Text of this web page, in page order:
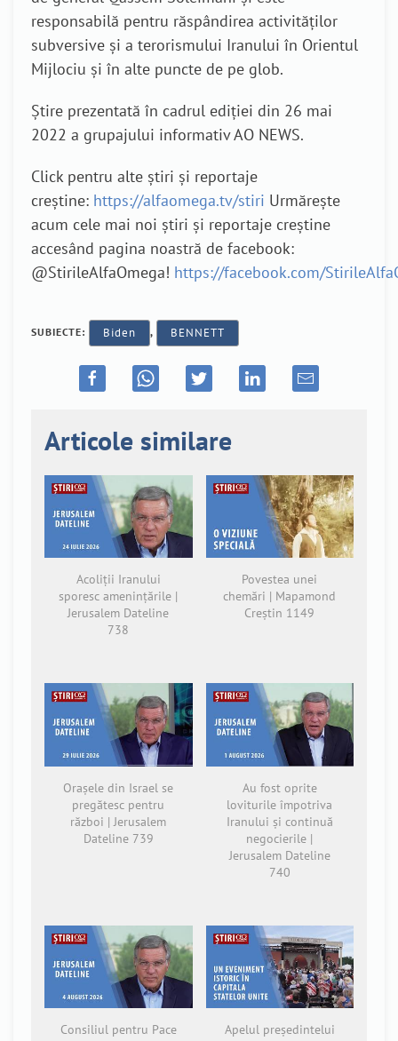
responsabilă pentru răspândirea activităților
subversive și a terorismului Iranului în Orientul
Mijlociu și în alte puncte de pe glob.
Știre prezentată în cadrul ediției din 26 mai
2022 a grupajului informativ AO NEWS.
Click pentru alte știri și reportaje
creștine: https://alfaomega.tv/stiri Urmărește
acum cele mai noi știri și reportaje creștine
accesând pagina noastră de facebook:
@StirileAlfaOmega! https://facebook.com/
SUBIECTE: Biden , BENNETT
Articole similare
Acoliții Iranului
sporesc amenințările |
Jerusalem Dateline
738
Povestea unei
chemări | Mapamond
Creștin 1149
Orașele din Israel se
pregătesc pentru
război | Jerusalem
Dateline 739
Au fost oprite
loviturile împotriva
Iranului și continuă
negocierile |
Jerusalem Dateline
740
Consiliul pentru Pace
Apelul președintelui